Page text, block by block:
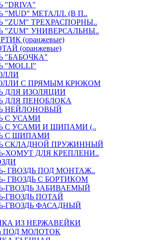
"DRIVA"
"MUD" МЕТАЛЛ. (В П..
"ZUM" ТРЕХРАСПОРНЫ..
"ZUM" УНИВЕРСАЛЬНЫ..
(оранжевые)
(оранжевые)
"БАБОЧКА"
"МOLLI"
С ПРЯМЫМ КРЮКОМ
ДЛЯ ИЗОЛЯЦИИ
ДЛЯ ПЕНОБЛОКА
НЕЙЛОНОВЫЙ
С УСАМИ
С УСАМИ И ШИПАМИ (..
С ШИПАМИ
СКЛАДНОЙ ПРУЖИННЫЙ
ХОМУТ ДЛЯ КРЕПЛЕНИ..
ГВОЗДЬ ПОД МОНТАЖ..
ГВОЗДЬ С БОРТИКОМ
ГВОЗДЬ ЗАБИВАЕМЫЙ
ГВОЗДЬ ПОТАЙ
ГВОЗДЬ ФАСАДНЫЙ
ИЗ НЕРЖАВЕЙКИ
ПОД МОЛОТОК